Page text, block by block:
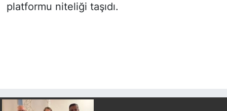
platformu niteliği taşıdı.